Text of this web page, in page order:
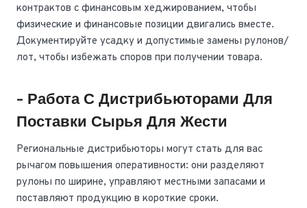
контрактов с финансовым хеджированием, чтобы
физические и финансовые позиции двигались вместе.
Документируйте усадку и допустимые замены рулонов/
лот, чтобы избежать споров при получении товара.
- Работа С Дистрибьюторами Для
Поставки Сырья Для Жести
Региональные дистрибьюторы могут стать для вас
рычагом повышения оперативности: они разделяют
рулоны по ширине, управляют местными запасами и
поставляют продукцию в короткие сроки.